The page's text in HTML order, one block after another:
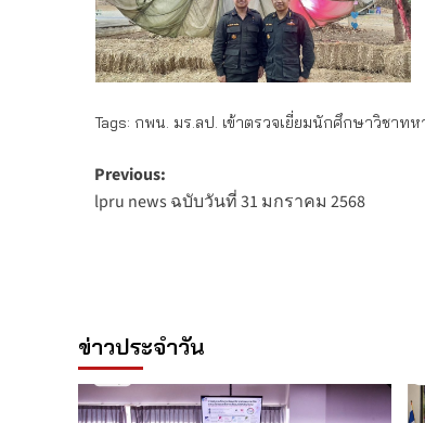
Tags: กพน. มร.ลป. เข้าตรวจเยี่ยมนักศึกษาวิชา
Post
navigation
Previous:
lpru news ฉบับวันที่ 31 มกราคม 2568
ข่าวประจำวัน